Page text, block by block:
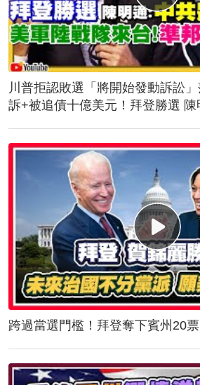
川普拒認敗選「將開始發動訴訟
訴+被追債十億美元！拜登勝選
跨過當選門檻！拜登奪下賓州20